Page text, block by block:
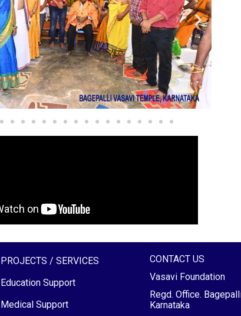
PROJECTS / SERVICES
Education Support
Medical Support
CONTACT US
Vasavi Foundation
Regd. Office.
Karnataka